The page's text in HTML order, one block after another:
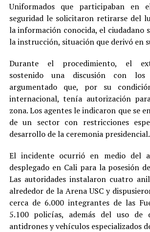
Uniformados que participaban en
seguridad le solicitaron retirarse del
la información conocida, el ciudadano
la instrucción, situación que derivó en
Durante el procedimiento, el
sostenido una discusión con
argumentado que, por su
internacional, tenía autorización
zona. Los agentes le indicaron que se
de un sector con restricciones
desarrollo de la ceremonia presidencial.
El incidente ocurrió en medio del
desplegado en Cali para la posesión
Las autoridades instalaron cuatro
alrededor de la Arena USC y
cerca de 6.000 integrantes de las
5.100 policías, además del uso de
antidrones y vehículos especializados